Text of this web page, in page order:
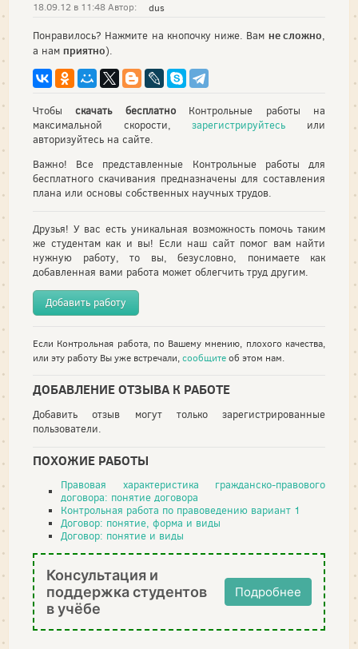
18.09.12 в 11:48 Автор: dus
Понравилось? Нажмите на кнопочку ниже. Вам не сложно,
а нам приятно).
Чтобыскачать бесплатноКонтрольные работы на
максимальной скорости,зарегистрируйтесь или
авторизуйтесь на сайте.
Важно! Все представленные Контрольные работы для
бесплатного скачивания предназначены для составления
плана или основы собственных научных трудов.
Друзья! У вас есть уникальная возможность помочь таким
же студентам как и вы! Если наш сайт помог вам найти
нужную работу, то вы, безусловно, понимаете как
добавленная вами работа может облегчить труд другим.
Добавить работу
Если Контрольная работа, по Вашему мнению, плохого качества,
или эту работу Вы уже встречали,сообщитеоб этом нам.
ДОБАВЛЕНИЕ ОТЗЫВА К РАБОТЕ
Добавить отзыв могут только зарегистрированные
пользователи.
ПОХОЖИЕ РАБОТЫ
Правовая характеристика гражданско-правового
договора: понятие договора
Контрольная работа по правоведению вариант 1
Договор: понятие, форма и виды
Договор: понятие и виды
Консультация и
поддержка студентов
в учёбе
Подробнее